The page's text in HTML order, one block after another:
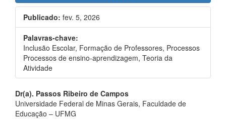
Publicado: fev. 5, 2026
Palavras-chave:
Inclusão Escolar, Formação de Professores, Processos
Processos de ensino-aprendizagem, Teoria da
Atividade
Conteúdo
do
artigo
principal
Dr(a). Passos Ribeiro de Campos
Universidade Federal de Minas Gerais, Faculdade de
Educação – UFMG